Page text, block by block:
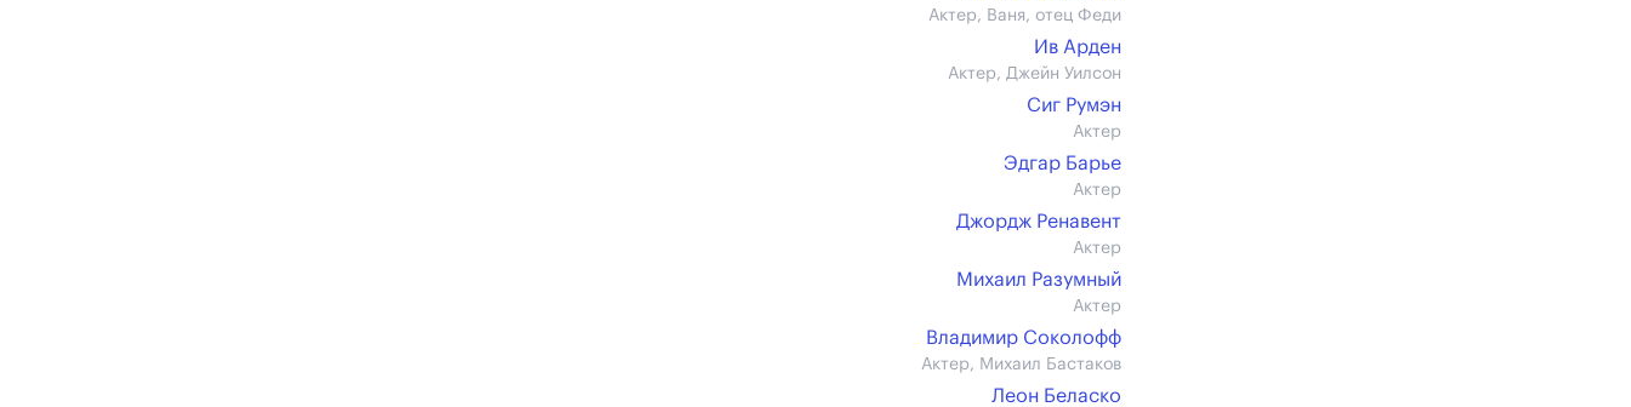
Актер, Ваня, отец Феди
Ив Арден
Актер, Джейн Уилсон
Сиг Румэн
Актер
Эдгар Барье
Актер
Джордж Ренавент
Актер
Михаил Разумный
Актер
Владимир Соколофф
Актер, Михаил Бастаков
Леон Беласко